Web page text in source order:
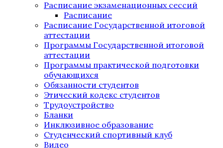
Расписание экзаменационных сессий
Расписание
Расписание Государственной итоговой
аттестации
Программы Государственной итоговой
аттестации
Программы практической подготовки
обучающихся
Обязанности студентов
Этический кодекс студентов
Трудоустройство
Бланки
Инклюзивное образование
Студенческий спортивный клуб
Видео